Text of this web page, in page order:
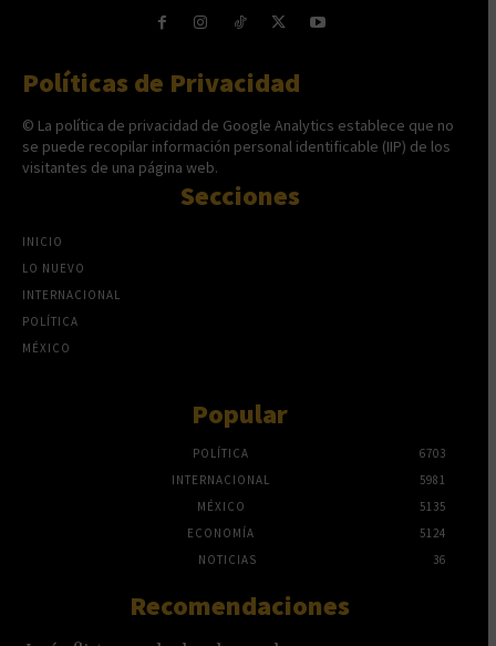
Políticas de Privacidad
© La política de privacidad de Google Analytics establece que no
se puede recopilar información personal identificable (IIP) de los
visitantes de una página web.
Secciones
INICIO
LO NUEVO
INTERNACIONAL
POLÍTICA
MÉXICO
Popular
POLÍTICA
6703
INTERNACIONAL
5981
MÉXICO
5135
ECONOMÍA
5124
NOTICIAS
36
Recomendaciones